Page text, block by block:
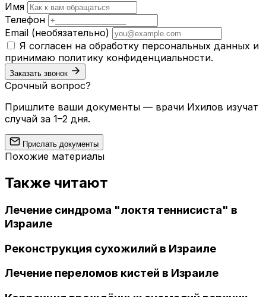
Имя
Телефон
Email (необязательно)
Я согласен на обработку персональных данных и
принимаю политику конфиденциальности.
Заказать звонок
Срочный вопрос?
Пришлите ваши документы — врачи Ихилов изучат
случай за 1–2 дня.
Прислать документы
Похожие материалы
Также читают
Лечение синдрома "локтя теннисиста" в
Израиле
Реконструкция сухожилий в Израиле
Лечение переломов кистей в Израиле